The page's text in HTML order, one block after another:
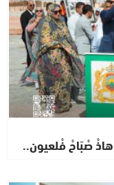
صْبَاحْ فْلعيون..